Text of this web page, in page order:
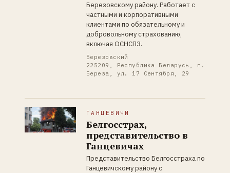
Березовскому району. Работает с
частными и корпоративными
клиентами по обязательному и
добровольному страхованию,
включая ОСНСПЗ.
Березовский
225209, Республика Беларусь, г.
Береза, ул. 17 Сентября, 29
ГАНЦЕВИЧИ
Белгосстрах,
представительство в
Ганцевичах
Представительство Белгосстраха по
Ганцевичскому району с